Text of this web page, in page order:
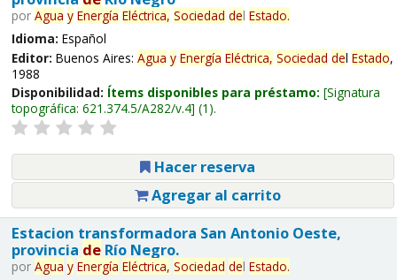
por Agua y Energía Eléctrica, Sociedad del Estado.
Idioma: Español
Editor: Buenos Aires: Agua y Energía Eléctrica, Sociedad del Estado,
1988
Disponibilidad: Ítems disponibles para préstamo: Signatura
topográfica: 621.374.5/A282/v.4 (1).
Hacer reserva
Agregar al carrito
Estacion transformadora San Antonio Oeste,
provincia deRío Negro.
por Agua y Energía Eléctrica, Sociedad del Estado.